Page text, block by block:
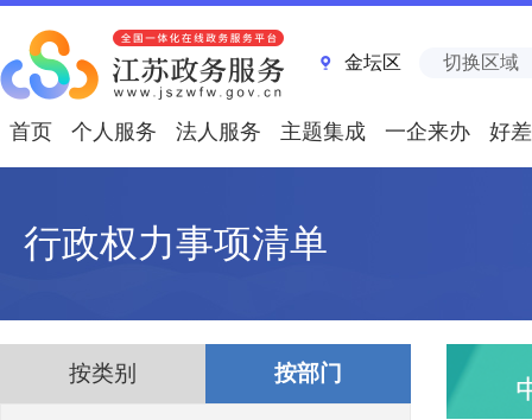
金坛区 切换区域
首页 个人服务 法人服务 主题集成 一企来办 好
行政权力事项清单
按类别 按部门